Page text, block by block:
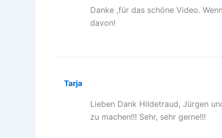
Danke ,für das schöne Video.
davon!
Tarja
Lieben Dank Hildetraud, Jürgen
zu machen!!! Sehr, sehr gerne!!!